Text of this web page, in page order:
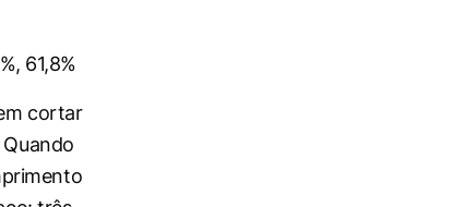
61,8%
cortar